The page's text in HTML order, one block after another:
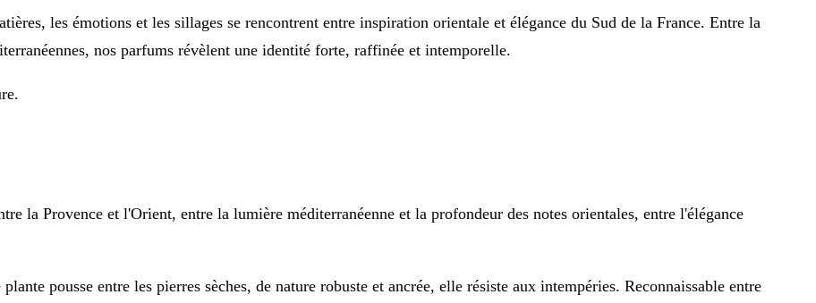
les émotions et les sillages se rencontrent entre inspiration orientale et élégance du Sud de la France. Entre la
nos parfums révèlent une identité forte, raffinée et intemporelle.
la Provence et l'Orient, entre la lumière méditerranéenne et la profondeur des notes orientales, entre l'élégance
pousse entre les pierres sèches, de nature robuste et ancrée, elle résiste aux intempéries. Reconnaissable entre